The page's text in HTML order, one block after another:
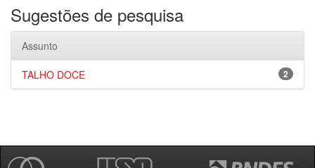
Sugestões de pesquisa
Assunto
2
TALHO DOCE